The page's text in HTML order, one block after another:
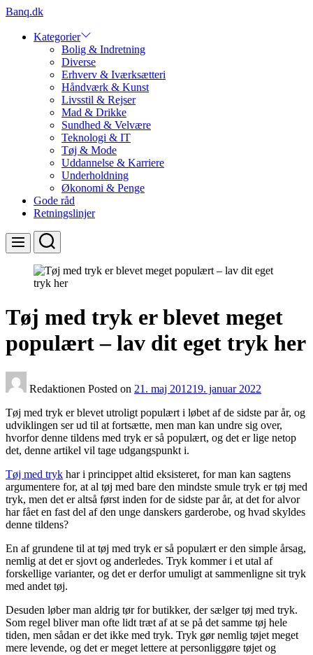
Skip
content
Banq.dk
Kategorier
Bolig & Indretning
Diverse
Erhverv & Iværksætteri
Håndværk & Kunst
Livsstil & Rejser
Mad & Drikke
Sundhed & Velvære
Teknologi & IT
Tøj & Mode
Uddannelse & Karriere
Underholdning
Økonomi & Penge
Gode råd
Retningslinjer
Menu Search
Tøj med tryk er blevet meget
populært – lav dit eget tryk her
Redaktionen Posted on 21. maj 201219. januar 2022
Tøj med tryk er blevet utroligt populært i løbet af de sidste par år, og
udviklingen ser ud til at fortsætte, men man kan undre sig over,
hvorfor denne tildens med tryk er så populært, og det er lige netop
det, denne artikel vil tage udgangspunkt i.
Tøj med tryk har i princippet altid eksisteret, for man kan sagtens
argumentere for, at al tøj med bare den mindste smule tryk er tøj med
tryk, men det er altså først inden for de sidste par år, at det for alvor
har fået en fast del af den unge danskers garderobe, og hvad skyldes
denne tildens?
En af grundene til at tøj med tryk er så populært er den simple årsag,
nemlig at det er sjovt og anderledes. Tryk kommer i et utal af
forskellige varianter, og det er derfor umuligt at sammenligne sit tryk
med andet tøj.
Desuden løber man aldrig tør for butikker, der sælger tøj med tryk.
Som regel bliver man ofte lidt træt af at se på det samme tøj hele
tiden, men sådan er det ikke med tryk. Tryk gør nemlig tøjet meget
mere levende, og det er meget lettere at personliggøre tøjet og